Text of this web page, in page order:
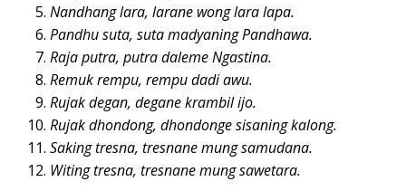
Nandhang lara, larane wong lara lapa.
Pandhu suta, suta madyaning Pandhawa.
Raja putra, putra daleme Ngastina.
Remuk rempu, rempu dadi awu.
Rujak degan, degane krambil ijo.
Rujak dhondong, dhondonge sisaning kalong.
Saking tresna, tresnane mung samudana.
Witing tresna, tresnane mung sawetara.